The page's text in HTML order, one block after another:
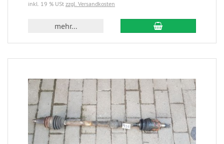
inkl. 19 % USt zzgl. Versandkosten
mehr...